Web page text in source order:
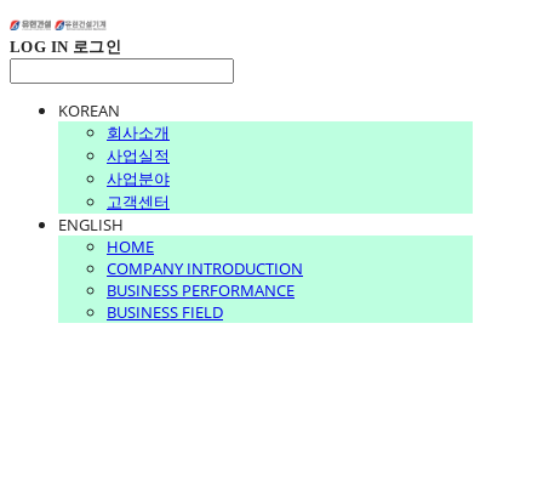
LOG IN 로그인
KOREAN
회사소개
사업실적
사업분야
고객센터
ENGLISH
HOME
COMPANY INTRODUCTION
BUSINESS PERFORMANCE
BUSINESS FIELD